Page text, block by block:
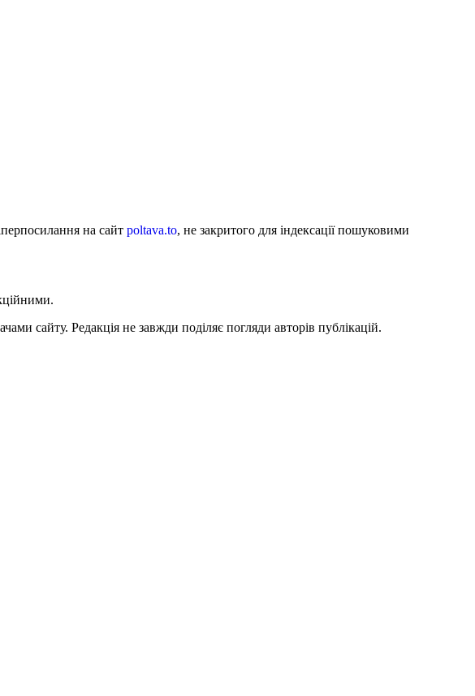
на сайт poltava.to, не закритого для індексації пошуковими
сайту. Редакція не завжди поділяє погляди авторів публікацій.